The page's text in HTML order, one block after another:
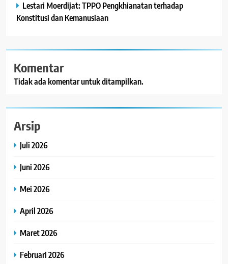
Lestari Moerdijat: TPPO Pengkhianatan terhadap
Konstitusi dan Kemanusiaan
Komentar
Tidak ada komentar untuk ditampilkan.
Arsip
Juli 2026
Juni 2026
Mei 2026
April 2026
Maret 2026
Februari 2026